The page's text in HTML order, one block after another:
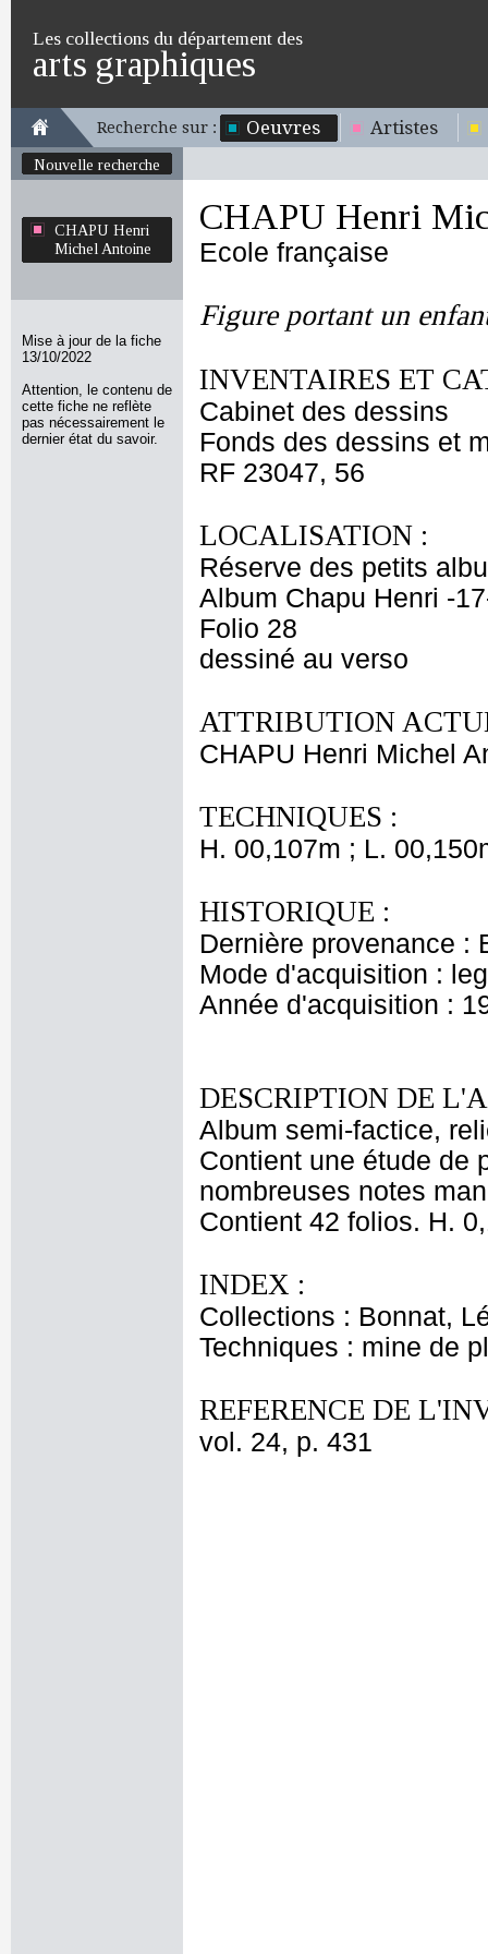
Les collections du département des
arts graphiques
Recherche sur : Oeuvres Artistes
Nouvelle recherche
CHAPU Henri
Michel Antoine
Mise à jour de la fiche
13/10/2022
Attention, le contenu de
cette fiche ne reflète
pas nécessairement le
dernier état du savoir.
CHAPU Henri
Ecole française
Figure portant un
INVENTAIRES ET
Cabinet des dessins
Fonds des dessins et
RF 23047, 56
LOCALISATION :
Réserve des petits
Album Chapu Henri -
Folio 28
dessiné au verso
ATTRIBUTION
CHAPU Henri Michel
TECHNIQUES :
H. 00,107m ; L.
HISTORIQUE :
Dernière provenance :
Mode d'acquisition :
Année d'acquisition :
DESCRIPTION DE
Album semi-factice,
Contient une étude de
nombreuses notes
Contient 42 folios. H.
INDEX :
Collections : Bonnat,
Techniques : mine de
REFERENCE DE
vol. 24, p. 431